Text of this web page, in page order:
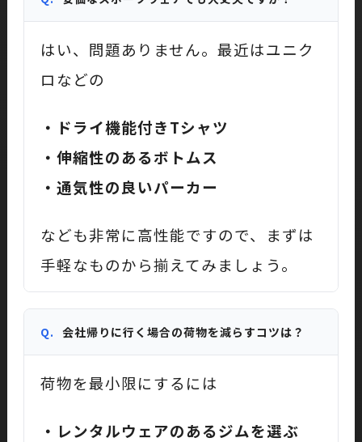
はい、問題ありません。最近はユニク
ロなどの
・ドライ機能付きTシャツ
・伸縮性のあるボトムス
・通気性の良いパーカー
なども非常に高性能ですので、まずは
手軽なものから揃えてみましょう。
Q. 会社帰りに行く場合の荷物を減らすコツは？
荷物を最小限にするには
・レンタルウェアのあるジムを選ぶ